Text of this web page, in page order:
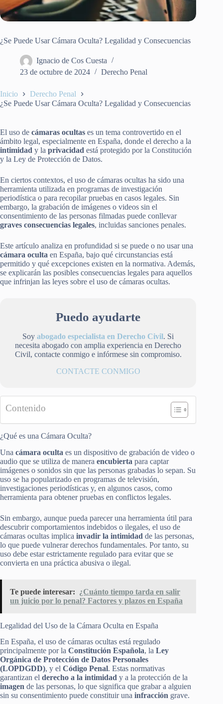
¿Se Puede Usar Cámara Oculta? Legalidad y Consecuencias
Ignacio de Cos Cuesta
23 de octubre de 2024
Derecho Penal
Inicio
Derecho Penal
¿Se Puede Usar Cámara Oculta? Legalidad y Consecuencias
El uso de cámaras ocultas es un tema controvertido en el
ámbito legal, especialmente en España, donde el derecho a la
intimidad y la privacidad está protegido por la Constitución
y la Ley de Protección de Datos.
En ciertos contextos, el uso de cámaras ocultas ha sido una
herramienta utilizada en programas de investigación
periodística o para recopilar pruebas en casos legales. Sin
embargo, la grabación de imágenes o videos sin el
consentimiento de las personas filmadas puede conllevar
graves consecuencias legales, incluidas sanciones penales.
Este artículo analiza en profundidad si se puede o no usar una
cámara oculta en España, bajo qué circunstancias está
permitido y qué excepciones existen en la normativa. Además,
se explicarán las posibles consecuencias legales para aquellos
que infrinjan las leyes sobre el uso de cámaras ocultas.
Puedo ayudarte
Soyabogado especialista en Derecho Civil. Si
necesita abogado con amplia experiencia en Derecho
Civil, contacte conmigo e infórmese sin compromiso.
CONTACTE CONMIGO
Contenido
¿Qué es una Cámara Oculta?
Una cámara oculta es un dispositivo de grabación de video o
audio que se utiliza de manera encubierta para captar
imágenes o sonidos sin que las personas grabadas lo sepan. Su
uso se ha popularizado en programas de televisión,
investigaciones periodísticas y, en algunos casos, como
herramienta para obtener pruebas en conflictos legales.
Sin embargo, aunque pueda parecer una herramienta útil para
descubrir comportamientos indebidos o ilegales, el uso de
cámaras ocultas implica invadir la intimidad de las personas,
lo que puede vulnerar derechos fundamentales. Por tanto, su
uso debe estar estrictamente regulado para evitar que se
convierta en una práctica abusiva o ilegal.
Te puede interesar: ¿Cuánto tiempo tarda en salir
un juicio por lo penal? Factores y plazos en España
Legalidad del Uso de la Cámara Oculta en España
En España, el uso de cámaras ocultas está regulado
principalmente por la Constitución Española, la Ley
Orgánica de Protección de Datos Personales
(LOPDGDD), y el Código Penal. Estas normativas
garantizan el derecho a la intimidad y a la protección de la
imagen de las personas, lo que significa que grabar a alguien
sin su consentimiento puede constituir una infracción grave.